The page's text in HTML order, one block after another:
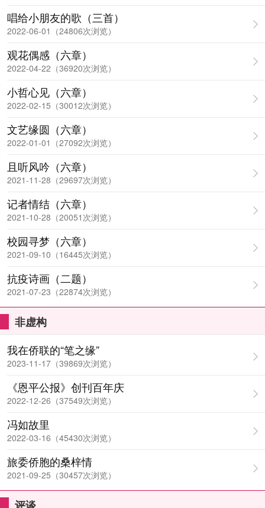
唱给小朋友的歌（三首）
2022-06-01（24806次浏览）
观花偶感（六章）
2022-04-22（36920次浏览）
小哲心见（六章）
2022-02-15（30012次浏览）
文艺缘圆（六章）
2022-01-01（27092次浏览）
且听风吟（六章）
2021-11-28（29697次浏览）
记者情结（六章）
2021-10-28（20051次浏览）
校园寻梦（六章）
2021-09-10（16445次浏览）
抗疫诗画（二题）
2021-07-23（22874次浏览）
非虚构
我在侨联的“笔之缘”
2023-11-17（39869次浏览）
《恩平公报》创刊百年庆
2022-12-26（37549次浏览）
冯如故里
2022-03-16（45430次浏览）
旅委侨胞的桑梓情
2021-09-25（30457次浏览）